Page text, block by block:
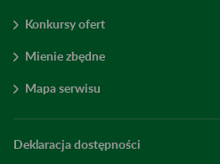
Konkursy ofert
Mienie zbędne
Mapa serwisu
Deklaracja dostępności